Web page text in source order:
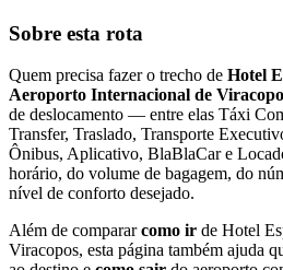
Sobre esta rota
Quem precisa fazer o trecho de Hotel
Aeroporto Internacional de
de deslocamento — entre elas Táxi
Transfer, Traslado, Transporte
Ônibus, Aplicativo, BlaBlaCar e
horário, do volume de bagagem, do
nível de conforto desejado.
Além de compararcomo ir de Hotel
Viracopos, esta página também ajuda